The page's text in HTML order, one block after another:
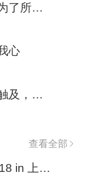
「日系」想要大聲呼喊，为了所追求的美好
心
「日系」无法说出，无法触及，那份爱恋。
查看全部
「KING SUPER LIVE 2018 in 上海」经典回顾